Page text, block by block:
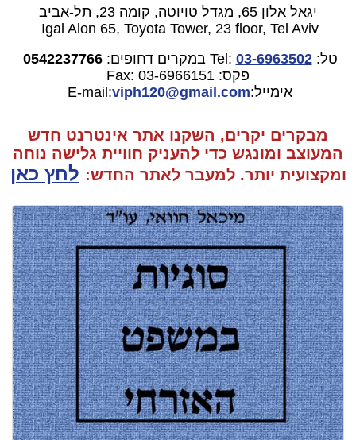
יגאל אלון 65, מגדל טויוטה, קומה 23, תל-אביב
Igal Alon 65, Toyota Tower, 23 floor, Tel Aviv
טל:03-6963502
Tel: במקרים דחופים:0542237766
פקס: 03-6966151
Fax:
אימייל:E-mail:
viph120@gmail.com
מבקרים יקרים, השקנו אתר אינטרנט חדש
המעוצב ומונגש כדי להעניק חוויית גלישה נוחה
ומקצועית יותר. למעבר לאתר החדש: לחץ כאן